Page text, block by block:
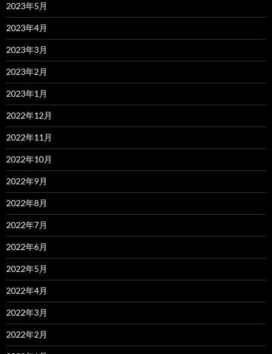
2023年5月
2023年4月
2023年3月
2023年2月
2023年1月
2022年12月
2022年11月
2022年10月
2022年9月
2022年8月
2022年7月
2022年6月
2022年5月
2022年4月
2022年3月
2022年2月